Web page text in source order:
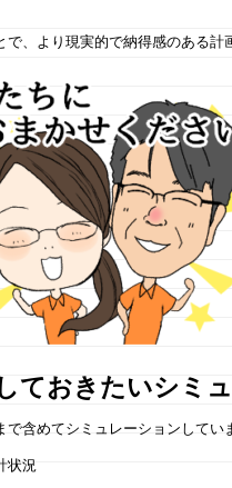
、より現実的で納得感のある計
ておきたいシミ
含めてシミュレーションしてい
状況